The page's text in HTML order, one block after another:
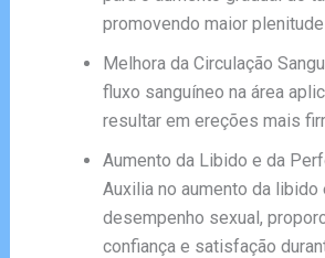
promovendo maior
Melhora da Circulação
fluxo sanguíneo na área
resultar em ereções mais
Aumento da Libido e da
Auxilia no aumento da libido
desempenho sexual,
confiança e satisfação